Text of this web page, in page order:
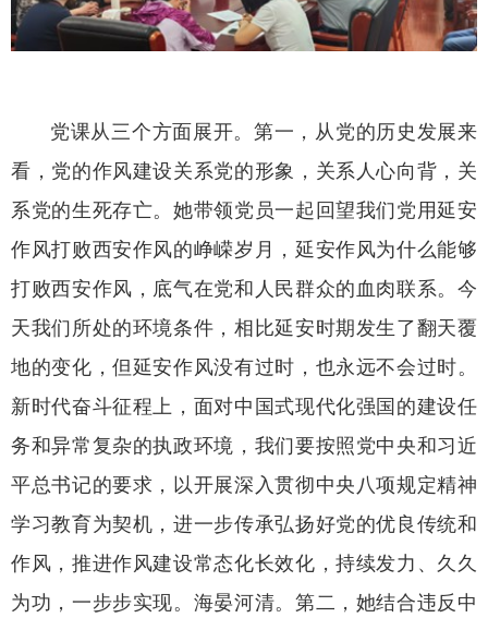
党课从三个方面展开。第一，从党的历史发展来
看，党的作风建设关系党的形象，关系人心向背，关
系党的生死存亡。她带领党员一起回望我们党用延安
作风打败西安作风的峥嵘岁月，延安作风为什么能够
打败西安作风，底气在党和人民群众的血肉联系。今
天我们所处的环境条件，相比延安时期发生了翻天覆
地的变化，但延安作风没有过时，也永远不会过时。
新时代奋斗征程上，面对中国式现代化强国的建设任
务和异常复杂的执政环境，我们要按照党中央和习近
平总书记的要求，以开展深入贯彻中央八项规定精神
学习教育为契机，进一步传承弘扬好党的优良传统和
作风，推进作风建设常态化长效化，持续发力、久久
为功，一步步实现。海晏河清。第二，她结合违反中